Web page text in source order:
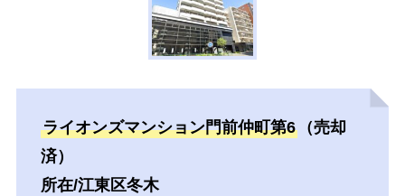
ライオンズマンション門前仲町第6（売却
済）
所在/江東区冬木